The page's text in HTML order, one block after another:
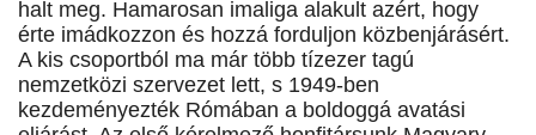
halt meg. Hamarosan imaliga alakult azért, hogy
érte imádkozzon és hozzá forduljon közbenjárásért.
A kis csoportból ma már több tízezer tagú
nemzetközi szervezet lett, s 1949-ben
kezdeményezték Rómában a boldoggá avatási